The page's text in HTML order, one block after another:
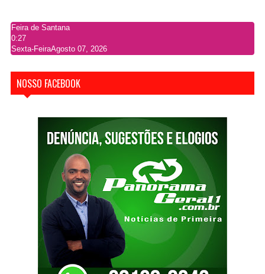
Feira de Santana
0:27
Sexta-FeiraAgosto 07, 2026
NOSSO FACEBOOK